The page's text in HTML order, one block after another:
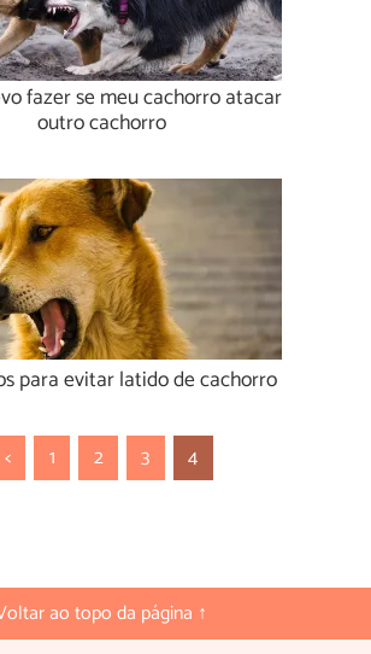
fazer se meu cachorro atacar
outro cachorro
para evitar latido de cachorro
< 1 2 3 4
ao topo da página ↑